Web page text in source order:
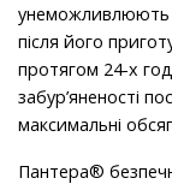
унеможливлюють
після його
протягом 24-х
забур’яненості
максимальні
Пантера®